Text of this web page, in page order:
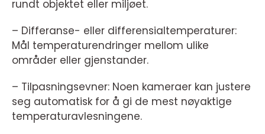
rundt objektet eller miljøet.
– Differanse- eller differensialtemperaturer:
Mål temperaturendringer mellom ulike
områder eller gjenstander.
– Tilpasningsevner: Noen kameraer kan justere
seg automatisk for å gi de mest nøyaktige
temperaturavlesningene.